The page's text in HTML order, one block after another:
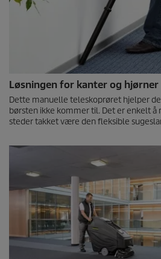
Løsningen for kanter og hjørner
Dette manuelle teleskoprøret hjelper
børsten ikke kommer til. Det er enkelt å
steder takket være den fleksible